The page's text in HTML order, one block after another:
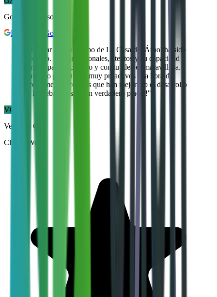
Gonzalo Alonso
Reseña de Google
Trabajar con el equipo de La Casa del Árbol ha sido
fabuloso. Son profesionales, atentos y su capacidad
para empatizar contigo y con tu idea es maravillosa.
Han sido pacientes y muy proactivos a la hora de
ofrecerme sugerencias que han mejorado el desarrollo
de la web. ¡Ha sido un verdadero placer!"
VG
Verónica G.
Cliente Web